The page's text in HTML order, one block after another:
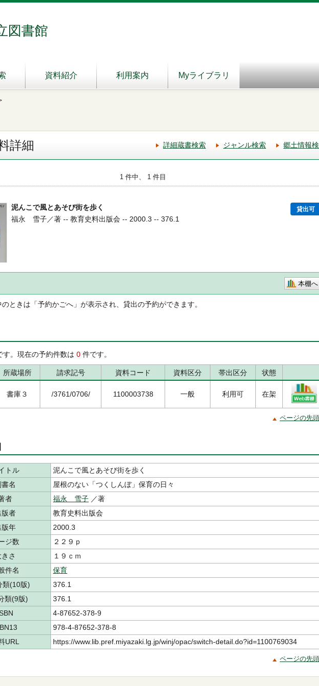
図書館
資料紹介 利用案内 Myライブラリ
詳細 詳細蔵書検索 ジャンル検索 郷土情報
1 件中、 1 件目
泥んこで風とあそび街を歩く 貸出可
福永 雪子／著 -- 教育史料出版会 -- 2000.3 -- 376.1
本棚へ
ときは「予約かごへ」が表示され、貸出の予約ができます。
す。現在の予約件数は 0 件です。
所蔵場所 請求記号 資料コード 資料区分 帯出区分 状態
書庫３ /3761/0706/ 1100003738 一般 利用可 在架
ページの先
トル
泥んこで風とあそび街を歩く
名
屋根のない「つくしんぼ」保育の日々
者
福永 雪子 ／著
版者
教育史料出版会
版年
2000.3
ジ数
２２９ｐ
きさ
１９ｃｍ
件名
保育
類(10版)
376.1
類(9版)
376.1
4-87652-378-9
978-4-87652-378-8
URL
https://www.lib.pref.miyazaki.lg.jp/winj/opac/switch-detail.do?id=1100769034
ページの先